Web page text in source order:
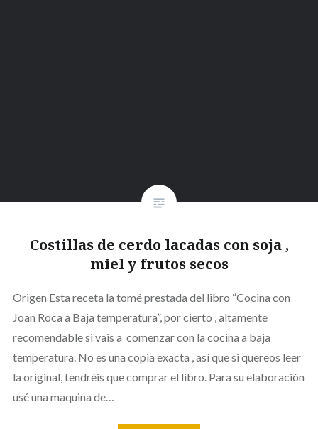
Costillas de cerdo lacadas con soja ,
miel y frutos secos
Origen Esta receta la tomé prestada del libro “Cocina con
Joan Roca a Baja temperatura”, por cierto , altamente
recomendable si vais a comenzar con la cocina a baja
temperatura. No es una copia exacta , así que si quereos leer
la original, tendréis que comprar el libro. Para su elaboración
usé una maquina de…